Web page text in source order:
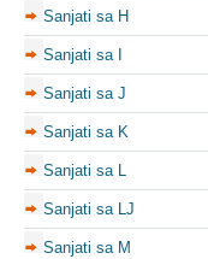
Sanjati sa H
Sanjati sa I
Sanjati sa J
Sanjati sa K
Sanjati sa L
Sanjati sa LJ
Sanjati sa M